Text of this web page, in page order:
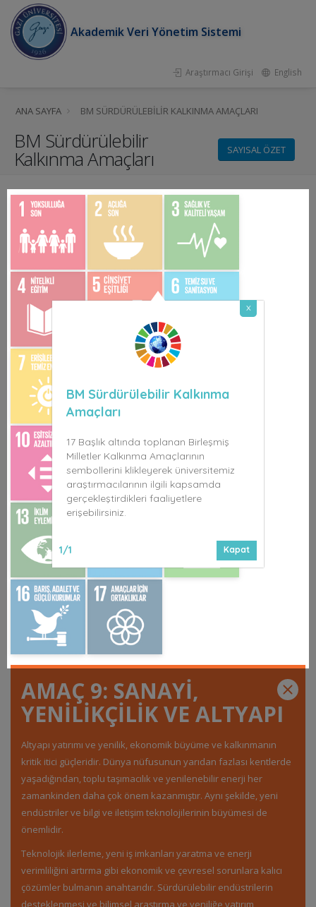
x
BM Sürdürülebilir Kalkınma
Amaçları
17 Başlık altında toplanan Birleşmiş
Milletler Kalkınma Amaçlarının
sembollerini klikleyerek üniversitemiz
araştırmacılarının ilgili kapsamda
gerçekleştirdikleri faaliyetlere
erişebilirsiniz.
1/1 Kapat
Akademik Veri Yönetim Sistemi
Araştırmacı Girişi English
ANA SAYFA BM SÜRDÜRÜLEBILIR KALKINMA AMAÇLARI
BM Sürdürülebilir
Kalkınma Amaçları SAYISAL ÖZET
AMAÇ 9: SANAYİ,
YENİLİKÇİLİK VE ALTYAPI
Altyapı yatırımı ve yenilik, ekonomik büyüme ve kalkınmanın
kritik itici güçleridir. Dünya nüfusunun yarıdan fazlası kentlerde
yaşadığından, toplu taşımacılık ve yenilenebilir enerji her
zamankinden daha çok önem kazanmıştır. Aynı şekilde, yeni
endüstriler ve bilgi ve iletişim teknolojilerinin büyümesi de
önemlidir.
Teknolojik ilerleme, yeni iş imkanları yaratma ve enerji
verimliliğini artırma gibi ekonomik ve çevresel sorunlara kalıcı
çözümler bulmanın anahtarıdır. Sürdürülebilir endüstrilerin
desteklenmesi ve bilimsel araştırma ve yeniliğe yatırım